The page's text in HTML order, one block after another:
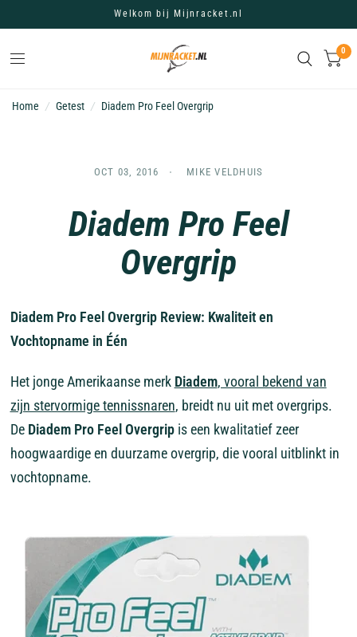
Welkom bij Mijnracket.nl
0
Home / Getest / Diadem Pro Feel Overgrip
OCT 03, 2016 MIKE VELDHUIS
Diadem Pro Feel
Overgrip
Diadem Pro Feel Overgrip Review: Kwaliteit en
Vochtopname in Één
Het jonge Amerikaanse merk Diadem, vooral bekend van
zijn stervormige tennissnaren, breidt nu uit met overgrips.
De Diadem Pro Feel Overgripis een kwalitatief zeer
hoogwaardige en duurzame overgrip, die vooral uitblinkt in
vochtopname.